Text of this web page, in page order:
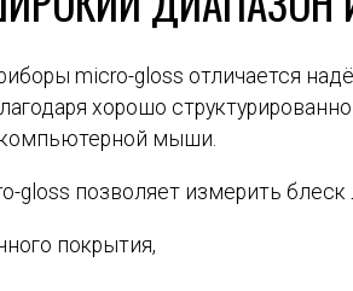
micro-gloss отличается
хорошо
компьютерной мыши.
gloss позволяет измерить блеск
покрытия,